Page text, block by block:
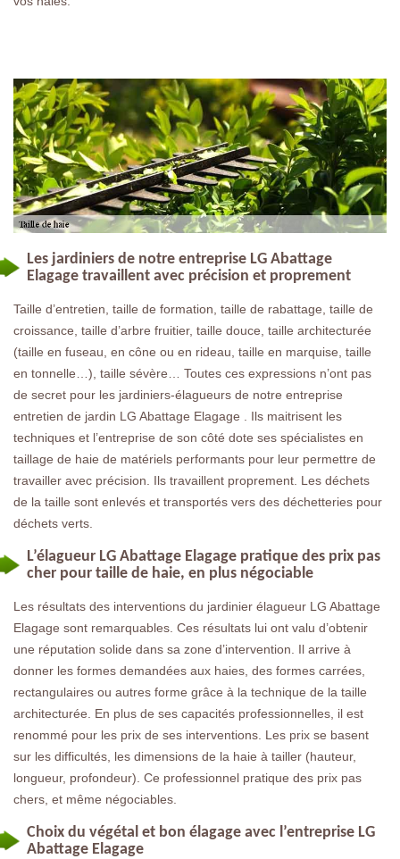
Les jardiniers de notre entreprise LG Abattage
Elagage travaillent avec précision et proprement
Taille d’entretien, taille de formation, taille de rabattage, taille de
croissance, taille d’arbre fruitier, taille douce, taille architecturée
(taille en fuseau, en cône ou en rideau, taille en marquise, taille
en tonnelle…), taille sévère… Toutes ces expressions n’ont pas
de secret pour les jardiniers-élagueurs de notre entreprise
entretien de jardin LG Abattage Elagage . Ils maitrisent les
techniques et l’entreprise de son côté dote ses spécialistes en
taillage de haie de matériels performants pour leur permettre de
travailler avec précision. Ils travaillent proprement. Les déchets
de la taille sont enlevés et transportés vers des déchetteries pour
déchets verts.
L’élagueur LG Abattage Elagage pratique des prix pas
cher pour taille de haie, en plus négociable
Les résultats des interventions du jardinier élagueur LG Abattage
Elagage sont remarquables. Ces résultats lui ont valu d’obtenir
une réputation solide dans sa zone d’intervention. Il arrive à
donner les formes demandées aux haies, des formes carrées,
rectangulaires ou autres forme grâce à la technique de la taille
architecturée. En plus de ses capacités professionnelles, il est
renommé pour les prix de ses interventions. Les prix se basent
sur les difficultés, les dimensions de la haie à tailler (hauteur,
longueur, profondeur). Ce professionnel pratique des prix pas
chers, et même négociables.
Choix du végétal et bon élagage avec l’entreprise LG
Abattage Elagage